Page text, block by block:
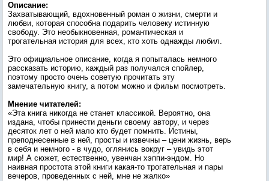
Описание:
Захватывающий, вдохновенный роман о жизни, смерти и
любви, которая способна подарить человеку истинную
свободу. Это необыкновенная, романтическая и
трогательная история для всех, кто хоть однажды любил.
Это официальное описание, когда я попыталась немного
рассказать историю, каждый раз получался спойлер,
поэтому просто очень советую прочитать эту
замечательную книгу, а потом можно и фильм посмотреть.
Мнение читателей:
«Эта книга никогда не станет классикой. Вероятно, она
издана, чтобы принести деньги своему автору, и через
десяток лет о ней мало кто будет помнить. Истины,
преподнесенные в ней, просты и извечны – цени жизнь, верь
в себя и немного - в чудо, оглянись вокруг – увидь этот
мир! А сюжет, естественно, увенчан хэппи-эндом. Но
наивная простота этой книги какая-то трогательная и пары
вечеров, проведенных с ней, мне не жалко»